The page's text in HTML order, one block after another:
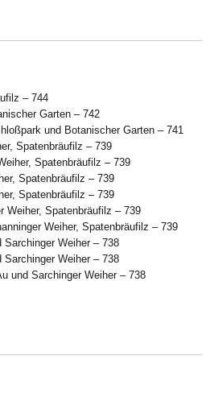
– 744
Garten – 742
und Botanischer Garten – 741
Spatenbräufilz – 739
Spatenbräufilz – 739
Spatenbräufilz – 739
Spatenbräufilz – 739
Weiher, Spatenbräufilz – 739
Weiher, Spatenbräufilz – 739
Sarchinger Weiher – 738
Sarchinger Weiher – 738
und Sarchinger Weiher – 738